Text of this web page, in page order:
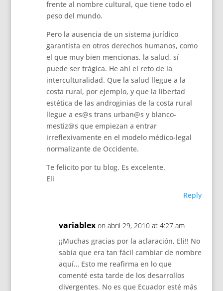
frente al nombre cultural, que tiene todo el
peso del mundo.
Pero la ausencia de un sistema jurídico
garantista en otros derechos humanos, como
el que muy bien mencionas, la salud, sí
puede ser trágica. He ahí el reto de la
interculturalidad. Que la salud llegue a la
costa rural, por ejemplo, y que la libertad
estética de las androginias de la costa rural
llegue a es@s trans urban@s y blanco-
mestiz@s que empiezan a entrar
irreflexivamente en el modelo médico-legal
normalizante de Occidente.
Te felicito por tu blog. Es excelente.
Eli
Reply
variablex on abril 29, 2010 at 4:27 am
¡¡Muchas gracias por la aclaración, Eli!! No
sabía que era tan fácil cambiar de nombre
aquí… Esto me reafirma en lo que
comenté esta tarde de los desarrollos
divergentes. No es que Ecuador esté más